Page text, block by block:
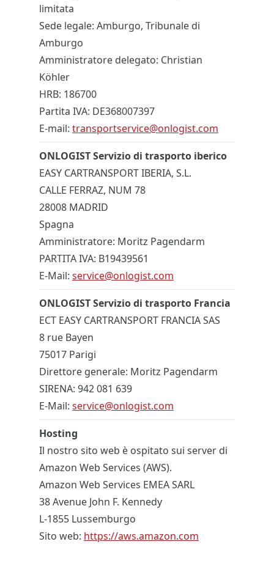
limitata
Sede legale: Amburgo, Tribunale di
Amburgo
Amministratore delegato: Christian
Köhler
HRB: 186700
Partita IVA: DE368007397
E-mail: transportservice@onlogist.com
ONLOGIST Servizio di trasporto iberico
EASY CARTRANSPORT IBERIA, S.L.
CALLE FERRAZ, NUM 78
28008 MADRID
Spagna
Amministratore: Moritz Pagendarm
PARTITA IVA: B19439561
E-Mail: service@onlogist.com
ONLOGIST Servizio di trasporto Francia
ECT EASY CARTRANSPORT FRANCIA SAS
8 rue Bayen
75017 Parigi
Direttore generale: Moritz Pagendarm
SIRENA: 942 081 639
E-Mail: service@onlogist.com
Hosting
Il nostro sito web è ospitato sui server di
Amazon Web Services (AWS).
Amazon Web Services EMEA SARL
38 Avenue John F. Kennedy
L-1855 Lussemburgo
Sito web: https://aws.amazon.com